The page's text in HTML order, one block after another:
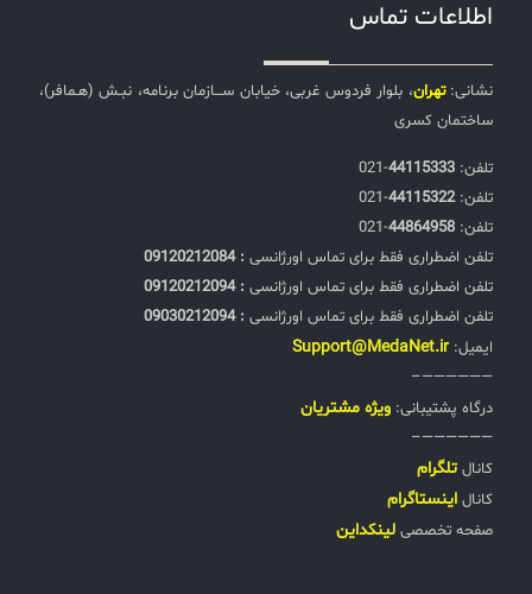
اطلاعات تماس
نشانی:تهران، بلوار فردوس غربی، خیابان ســـازمان برنامه، نبـش (هـمافر)،
ساختمان کسری
تلفن:‌ 44115333
-021
تلفن:‌44115322
-021
تلفن:‌ 44864958
-021
تلفن اضطراری فقط برای تماس اورژانسی : 09120212084
تلفن اضطراری فقط برای تماس اورژانسی : 09120212094
تلفن اضطراری فقط برای تماس اورژانسی : 09030212094
ایمیل: Support@MedaNet.ir
——————–
درگاه پشتیبانی: ويژه مشتریان
——————–
کانال تلگرام
کانال اینستاگرام
صفحه تخصصی لینکداین